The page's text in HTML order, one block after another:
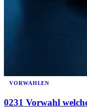
VORWAHLEN
0231 Vorwahl